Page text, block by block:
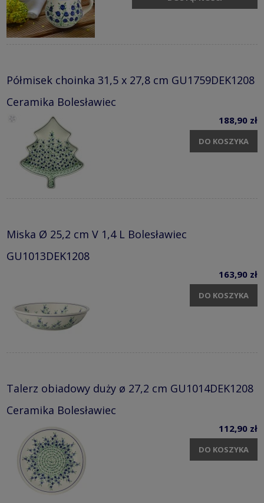
Półmisek choinka 31,5 x 27,8 cm GU1759DEK1208
Ceramika Bolesławiec
188,90 zł
DO KOSZYKA
Miska Ø 25,2 cm V 1,4 L Bolesławiec
GU1013DEK1208
163,90 zł
DO KOSZYKA
Talerz obiadowy duży ø 27,2 cm GU1014DEK1208
Ceramika Bolesławiec
112,90 zł
DO KOSZYKA